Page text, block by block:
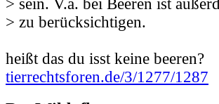
> sein. V.a. bei Beeren ist
> zu berücksichtigen.
heißt das du isst keine beeren?
tierrechtsforen.de/3/1277/1287